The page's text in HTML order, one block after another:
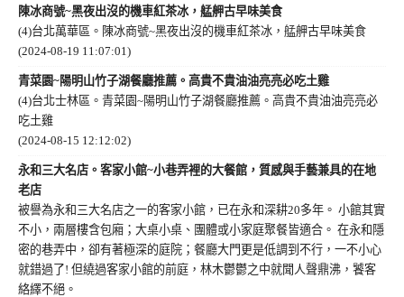
陳冰商號~黑夜出沒的機車紅茶冰，艋舺古早味美食
(4)台北萬華區。陳冰商號~黑夜出沒的機車紅茶冰，艋舺古早味美食
(2024-08-19 11:07:01)
青菜園~陽明山竹子湖餐廳推薦。高貴不貴油油亮亮必吃土雞
(4)台北士林區。青菜園~陽明山竹子湖餐廳推薦。高貴不貴油油亮亮必
吃土雞
(2024-08-15 12:12:02)
永和三大名店。客家小館~小巷弄裡的大餐館，質感與手藝兼具的在地
老店
被譽為永和三大名店之一的客家小館，已在永和深耕20多年。 小館其實
不小，兩層樓含包廂；大桌小桌、團體或小家庭聚餐皆適合。 在永和隱
密的巷弄中，卻有著極深的庭院；餐廳大門更是低調到不行，一不小心
就錯過了! 但繞過客家小館的前庭，林木鬱鬱之中就聞人聲鼎沸，饕客
絡繹不絕。